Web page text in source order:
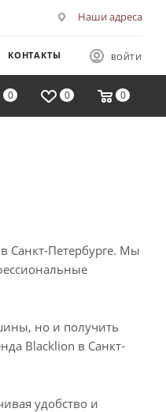
Наши адреса
КОНТАКТЫ ВОЙТИ
0 0 0
Санкт-Петербурге. Мы
но и получить
Blacklion в Санкт-
удобство и